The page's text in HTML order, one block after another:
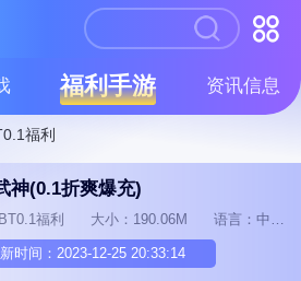
福利手游 资讯信息
福利
神(0.1折爽爆充)
福利 大小：190.06M 语言：中文
时间：2023-12-25 20:33:14